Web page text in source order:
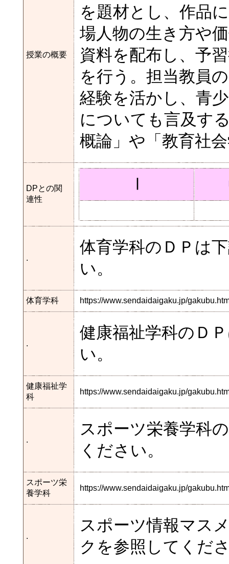
授業の概要
を題材とし、作品
場人物の生き方や
資料を配布し、予
を行う。担当教員
経験を活かし、青
についても言及す
概論」や「教育社
DPとの関
連性
Ⅰ
.
体育学科のＤＰは
い。
体育学科 https://www.sendaidaigaku.jp/
.
健康福祉学科のＤ
い。
健康福祉学
科
https://www.sendaidaigaku.jp/
.
スポーツ栄養学科
ください。
スポーツ栄
養学科
https://www.sendaidaigaku.jp/
.
スポーツ情報マス
クを参照してくだ